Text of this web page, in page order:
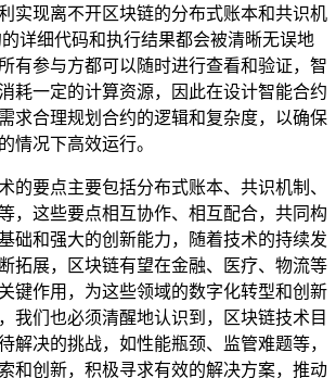
实现离不开区块链的分布式账本和共识机
详细代码和执行结果都会被清晰无误地
有参与方都可以随时进行查看和验证，智
耗一定的计算资源，因此在设计智能合约
求合理规划合约的逻辑和复杂度，以确保
情况下高效运行。
的要点主要包括分布式账本、共识机制、
，这些要点相互协作、相互配合，共同构
础和强大的创新能力，随着技术的持续发
拓展，区块链有望在金融、医疗、物流等
键作用，为这些领域的数字化转型和创新
我们也必须清醒地认识到，区块链技术目
解决的挑战，如性能瓶颈、监管难题等，
和创新，积极寻求有效的解决方案，推动